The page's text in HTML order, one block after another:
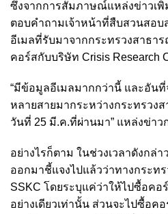
ซึ่งจากการสัมภาษณ์แหล่งข่าวเพิ่
ตอบคำถามเจ้าหน้าที่สืบสวนสอบ
อีเมลที่รับมาจากกระทรวงสาธา
คอร์สกับบริษัท Crisis Research
“มีข้อมูลอีเมลมากกว่านี้ และอัน
หลายสายมากระหว่างกระทรวง
วันที่ 25 มี.ค.ที่ผ่านมา” แหล่งข่าว
อย่างไรก็ตาม ในช่วงเวลาดังกล่
ออกมาชี้แจงไปแล้วว่าทางกระท
SSKC โดยระบุแค่ว่าให้ไปซื้อค
อย่างเดียวเท่านั้น ส่วนจะไปซื้อค